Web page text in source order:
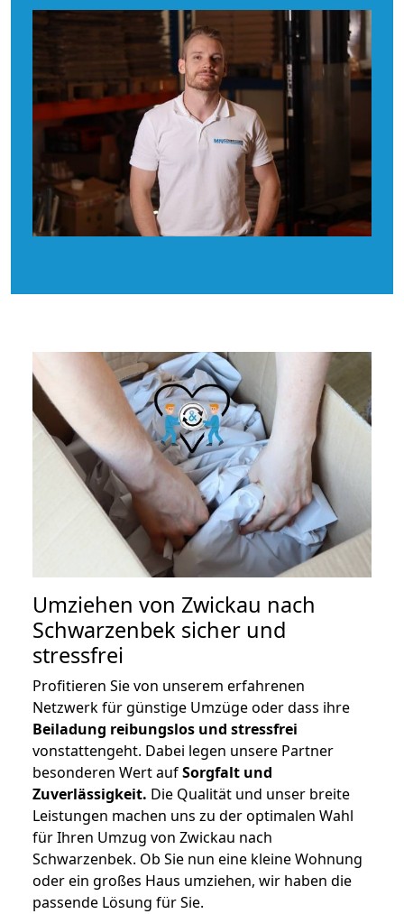
Umziehen von Zwickau nach
Schwarzenbek sicher und
stressfrei
Profitieren Sie von unserem erfahrenen
Netzwerk für günstige Umzüge oder dass ihre
Beiladung reibungslos und stressfrei
vonstattengeht. Dabei legen unsere Partner
besonderen Wert aufSorgfalt und
Zuverlässigkeit. Die Qualität und unser breite
Leistungen machen uns zu der optimalen Wahl
für Ihren Umzug von Zwickau nach
Schwarzenbek. Ob Sie nun eine kleine Wohnung
oder ein großes Haus umziehen, wir haben die
passende Lösung für Sie.